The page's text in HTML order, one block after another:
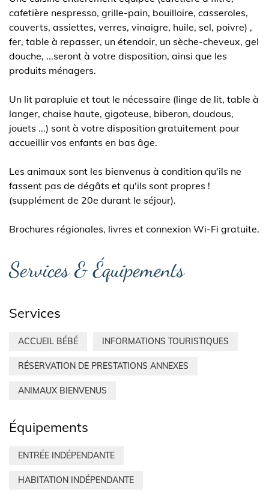
cafetière nespresso, grille-pain, bouilloire, casseroles,
couverts, assiettes, verres, vinaigre, huile, sel, poivre) ,
fer, table à repasser, un étendoir, un sèche-cheveux, gel
douche, ...seront à votre disposition, ainsi que les
produits ménagers.
Un lit parapluie et tout le nécessaire (linge de lit, table à
langer, chaise haute, gigoteuse, biberon, doudous,
jouets ...) sont à votre disposition gratuitement pour
accueillir vos enfants en bas âge.
Les animaux sont les bienvenus à condition qu'ils ne
fassent pas de dégâts et qu'ils sont propres !
(supplément de 20e durant le séjour).
Brochures régionales, livres et connexion Wi-Fi gratuite.
Services & Équipements
Services
ACCUEIL BÉBÉ INFORMATIONS TOURISTIQUES
RÉSERVATION DE PRESTATIONS ANNEXES
ANIMAUX BIENVENUS
Équipements
ENTRÉE INDÉPENDANTE
HABITATION INDÉPENDANTE